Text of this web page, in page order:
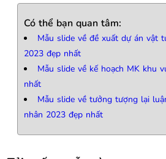
Có thể bạn quan tâm:
Mẫu slide về đề xuất dự án vật
2023 đẹp nhất
Mẫu slide về kế hoạch MK khu
nhất
Mẫu slide về tưởng tượng lại
nhân 2023 đẹp nhất